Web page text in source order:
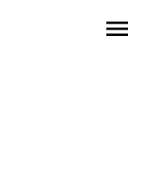
menu